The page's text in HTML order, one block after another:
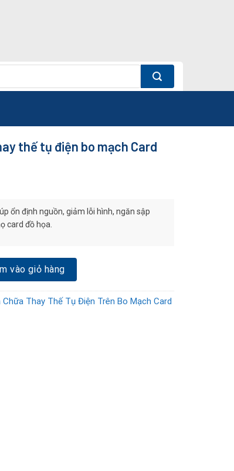
thế tụ điện bo mạch Card
ổn định nguồn, giảm lỗi hình, ngăn sập
card đồ họa.
điện bo mạch Card VGA RX 6700 số lượng
vào giỏ hàng
Chữa Thay Thế Tụ Điện Trên Bo Mạch Card